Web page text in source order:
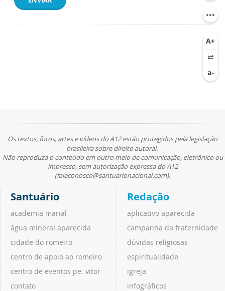
Os textos, fotos, artes e vídeos do A12 estão protegidos pela legislação
brasileira sobre direito autoral.
Não reproduza o conteúdo em outro meio de comunicação, eletrônico ou
impresso, sem autorização expressa do A12
(faleconosco@santuarionacional.com).
Santuário
academia marial
água mineral aparecida
cidade do romeiro
centro de apoio ao romeiro
centro de eventos pe. vitor
contato
Redação
aplicativo aparecida
campanha da fraternidade
dúvidas religiosas
espiritualidade
igreja
infográficos